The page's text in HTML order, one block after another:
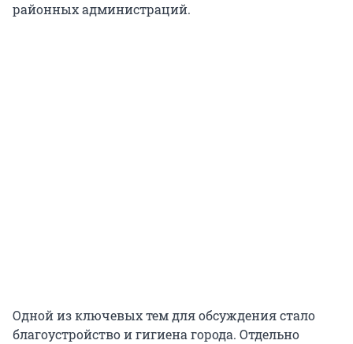
районных администраций.
Одной из ключевых тем для обсуждения стало
благоустройство и гигиена города. Отдельно